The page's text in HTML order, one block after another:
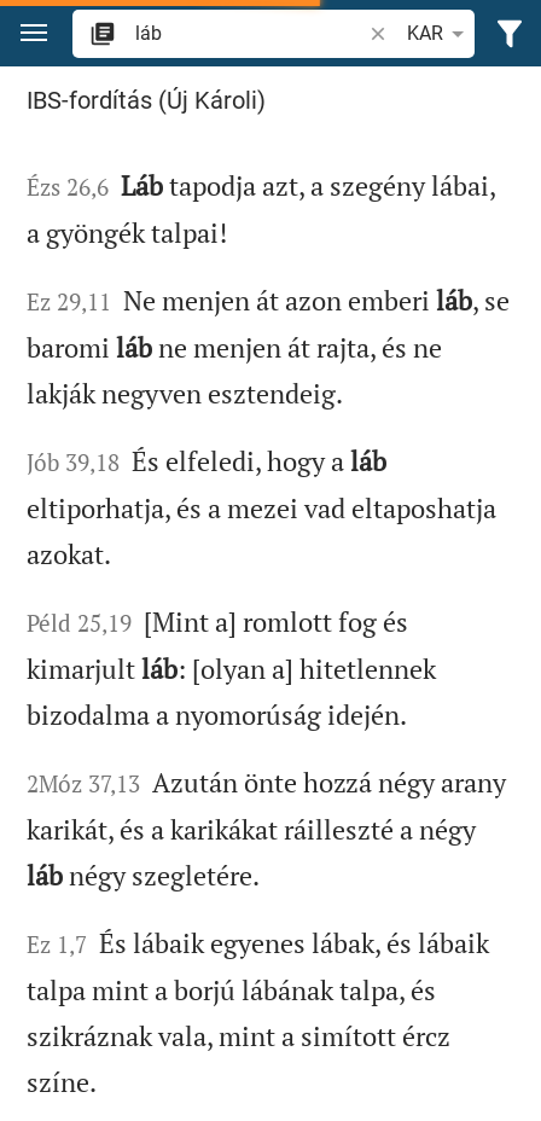
Ugrás a tartalomra
Igevers vagy szó
KAR
"láb" keresése a Bibliában
IBS-fordítás (Új Károli)
Ézs 26,6 Lábtapodja azt, a szegény lábai,
a gyöngék talpai!
Ez 29,11 Ne menjen át azon emberiláb, se
baromilábne menjen át rajta, és ne
lakják negyven esztendeig.
Jób 39,18 És elfeledi, hogy aláb
eltiporhatja, és a mezei vad eltaposhatja
azokat.
Péld 25,19 [Mint a] romlott fog és
kimarjultláb: [olyan a] hitetlennek
bizodalma a nyomorúság idején.
2Móz 37,13 Azután önte hozzá négy arany
karikát, és a karikákat ráilleszté a négy
lábnégy szegletére.
Ez 1,7 És lábaik egyenes lábak, és lábaik
talpa mint a borjú lábának talpa, és
szikráznak vala, mint a simított ércz
színe.